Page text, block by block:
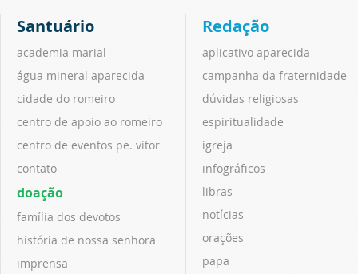
Santuário
academia marial
água mineral aparecida
cidade do romeiro
centro de apoio ao romeiro
centro de eventos pe. vitor
contato
doação
família dos devotos
história de nossa senhora
imprensa
Redação
aplicativo aparecida
campanha da fraternidade
dúvidas religiosas
espiritualidade
igreja
infográficos
libras
notícias
orações
papa